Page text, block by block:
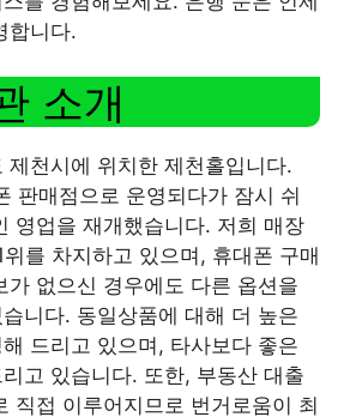
합니다.
소개
제천시에 위치한 제천홀입니다.
판매점으로 운영되다가 잠시 쉬
영업을 재개했습니다. 저희 매장
를 차지하고 있으며, 휴대폰 구매
가 없으신 경우에도 다른 옵션을
니다. 동일상품에 대해 더 높은
드리고 있으며, 타사보다 좋은
고 있습니다. 또한, 부동산 대출
직접 이루어지므로 번거로움이 최